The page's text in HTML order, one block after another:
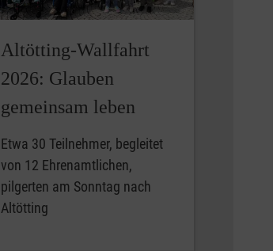
Altötting-Wallfahrt
2026: Glauben
gemeinsam leben
Etwa 30 Teilnehmer, begleitet
von 12 Ehrenamtlichen,
pilgerten am Sonntag nach
Altötting